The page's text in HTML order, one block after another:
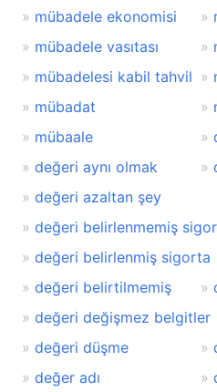
mübadele ekonomisi
mübadele vasıtası
mübadelesi kabil tahvil
mübadat
mübaale
değeri aynı olmak
değeri azaltan şey
değeri belirlenmemiş
değeri belirlenmiş sigorta
değeri belirtilmemiş
değeri değişmez belgitler
değeri düşme
değer adı